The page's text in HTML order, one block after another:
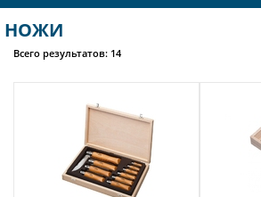
НОЖИ
Всего результатов: 14